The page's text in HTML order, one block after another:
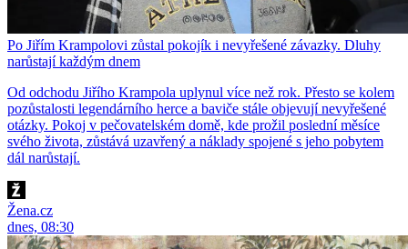
Po Jiřím Krampolovi zůstal pokojík i nevyřešené závazky. Dluhy
narůstají každým dnem
Od odchodu Jiřího Krampola uplynul více než rok. Přesto se kolem
pozůstalosti legendárního herce a baviče stále objevují nevyřešené
otázky. Pokoj v pečovatelském domě, kde prožil poslední měsíce
svého života, zůstává uzavřený a náklady spojené s jeho pobytem
dál narůstají.
Žena.cz
dnes, 08:30